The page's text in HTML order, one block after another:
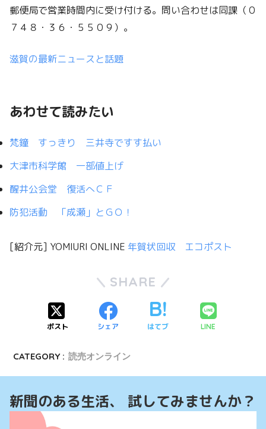
郵便局で営業時間内に受け付ける。問い合わせは同課（０
７４８・３６・５５０９）。
滋賀の最新ニュースと話題
あわせて読みたい
梵鐘 すっきり 三井寺ですす払い
大津市科学館 一部値上げ
醒井公会堂 復活へＣＦ
防犯活動 「成瀬」とＧＯ！
[紹介元] YOMIURI ONLINE 年賀状回収 エコポスト
SHARE
ポスト シェア はてブ LINE
CATEGORY : 読売オンライン
新聞のある生活、 試してみませんか？